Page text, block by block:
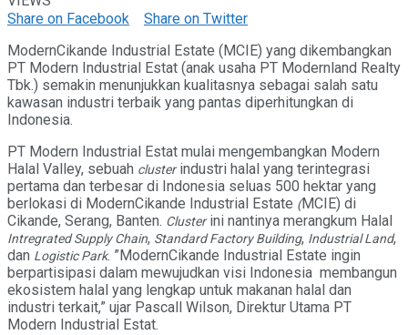
Share on Facebook
Share on Twitter
ModernCikande Industrial Estate (MCIE) yang dikembangkan
PT Modern Industrial Estat (anak usaha PT Modernland Realty
Tbk.) semakin menunjukkan kualitasnya sebagai salah satu
kawasan industri terbaik yang pantas diperhitungkan di
Indonesia.
PT Modern Industrial Estat mulai mengembangkan Modern
Halal Valley, sebuah clusterindustri halal yang terintegrasi
pertama dan terbesar di Indonesia seluas 500 hektar yang
berlokasi di ModernCikande Industrial Estate (MCIE) di
Cikande, Serang, Banten. Clusterini nantinya merangkum Halal
Intregrated Supply Chain, Standard Factory Building, Industrial Land,
dan Logistic Park. ”ModernCikande Industrial Estate ingin
berpartisipasi dalam mewujudkan visi Indonesia membangun
ekosistem halal yang lengkap untuk makanan halal dan
industri terkait,” ujar Pascall Wilson, Direktur Utama PT
Modern Industrial Estat.